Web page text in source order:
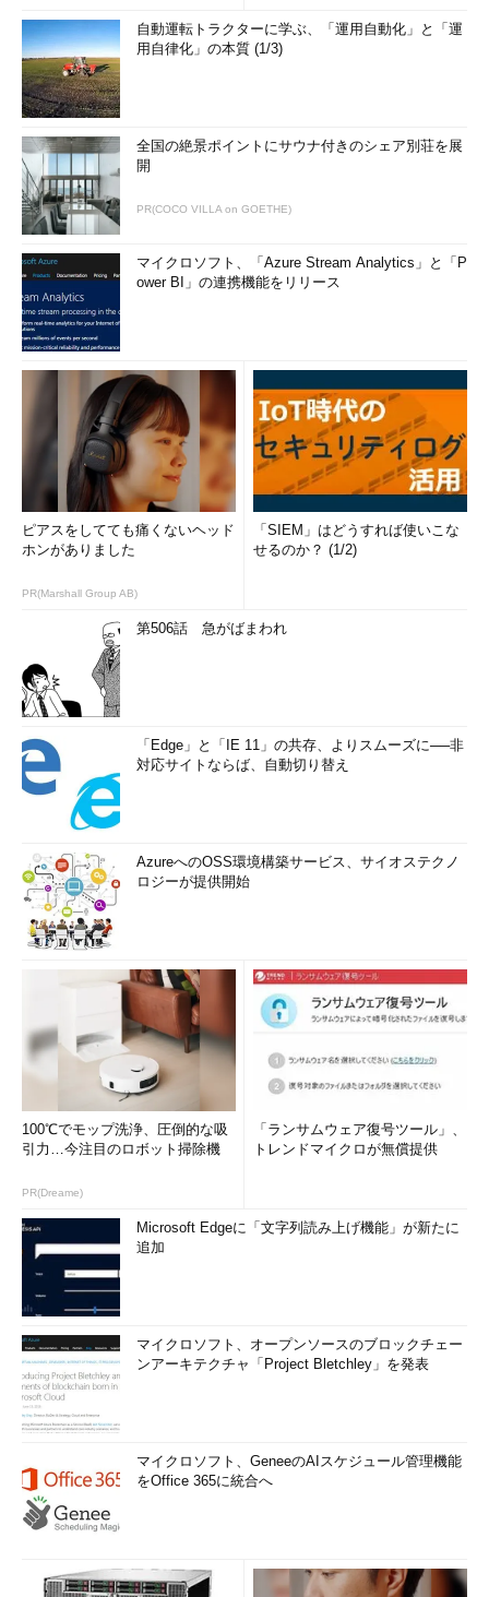
自動運転トラクターに学ぶ、「運用自動化」と「運
用自律化」の本質 (1/3)
全国の絶景ポイントにサウナ付きのシェア別荘を展
開
PR(COCO VILLA on GOETHE)
マイクロソフト、「Azure Stream Analytics」と「P
ower BI」の連携機能をリリース
ピアスをしてても痛くないヘッド
ホンがありました
PR(Marshall Group AB)
「SIEM」はどうすれば使いこな
せるのか？ (1/2)
第506話 急がばまわれ
「Edge」と「IE 11」の共存、よりスムーズに──非
対応サイトならば、自動切り替え
AzureへのOSS環境構築サービス、サイオステクノ
ロジーが提供開始
100℃でモップ洗浄、圧倒的な吸
引力…今注目のロボット掃除機
PR(Dreame)
「ランサムウェア復号ツール」、
トレンドマイクロが無償提供
Microsoft Edgeに「文字列読み上げ機能」が新たに
追加
マイクロソフト、オープンソースのブロックチェー
ンアーキテクチャ「Project Bletchley」を発表
マイクロソフト、GeneeのAIスケジュール管理機能
をOffice 365に統合へ